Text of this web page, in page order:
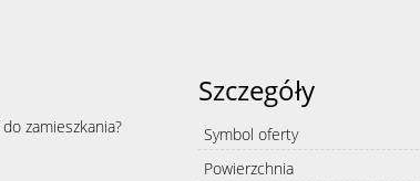
zamieszkania?
Szczegóły
Symbol oferty
Powierzchnia